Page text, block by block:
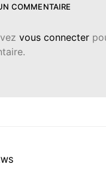
COMMENTAIRE
vous connecter